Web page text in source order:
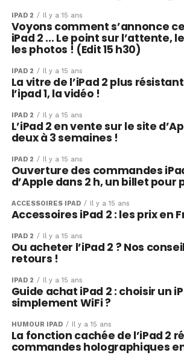
IPAD 2 Il y a 15 ans
Voyons comment s’annonce
iPad 2 … Le point sur l’attente,
les photos ! (Edit 15 h30)
IPAD 2 Il y a 15 ans
La vitre de l’iPad 2 plus
l’ipad 1, la vidéo !
IPAD 2 Il y a 15 ans
L’iPad 2 en vente sur le site
deux à 3 semaines !
IPAD 2 Il y a 15 ans
Ouverture des commandes
d’Apple dans 2 h, un billet pour
ACCESSOIRES IPAD Il y a 15 ans
Accessoires iPad 2 : les prix en
IPAD 2 Il y a 15 ans
Ou acheter l’iPad 2 ? Nos
retours !
IPAD 2 Il y a 15 ans
Guide achat iPad 2 : choisir un
simplement WiFi ?
HUMOUR IPAD Il y a 15 ans
La fonction cachée de l’iPad 2
commandes holographiques